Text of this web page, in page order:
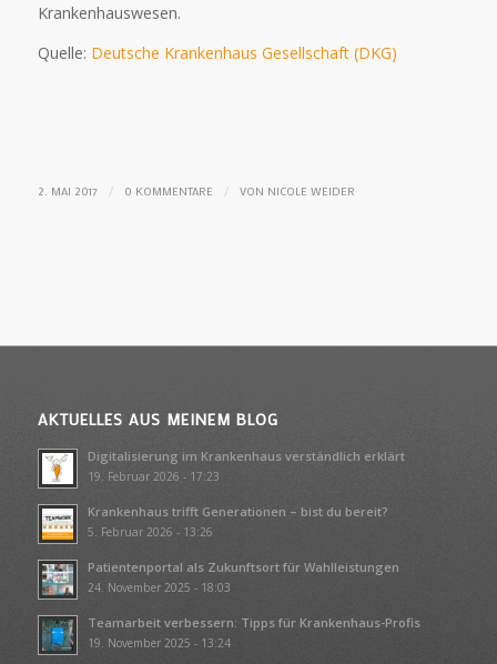
Krankenhauswesen.
Quelle: Deutsche Krankenhaus Gesellschaft (DKG)
2. MAI 2017 / 0 KOMMENTARE / VON NICOLE WEIDER
AKTUELLES AUS MEINEM BLOG
Digitalisierung im Krankenhaus verständlich erklärt
19. Februar 2026 - 17:23
Krankenhaus trifft Generationen – bist du bereit?
5. Februar 2026 - 13:26
Patientenportal als Zukunftsort für Wahlleistungen
24. November 2025 - 18:03
Teamarbeit verbessern: Tipps für Krankenhaus-Profis
19. November 2025 - 13:24